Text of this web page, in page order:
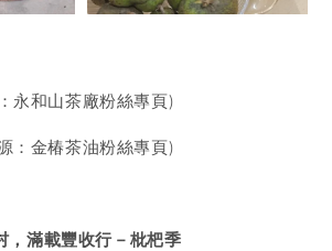
永和山茶廠粉絲專頁)
：金椿茶油粉絲專頁)
，滿載豐收行－枇杷季